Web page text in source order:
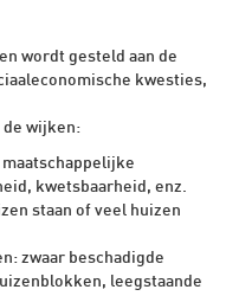
wordt gesteld aan de
kwesties,
de wijken:
kwetsbaarheid, enz.
staan of veel huizen
zwaar beschadigde
leegstaande